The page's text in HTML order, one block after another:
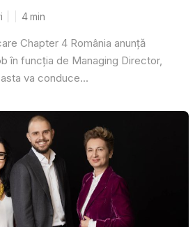
4min
Chapter 4 România anunță
în funcția de Managing Director,
va conduce...